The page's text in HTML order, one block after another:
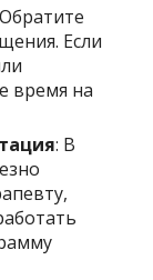
Если
время на
: В